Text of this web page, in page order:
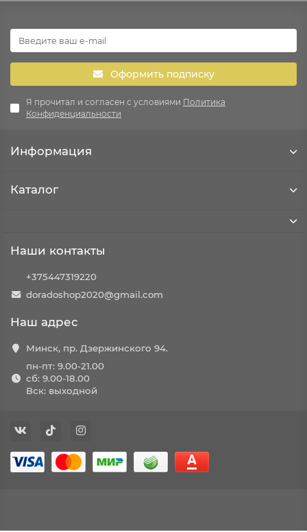
Оформить подписку
Я прочитал и согласен с условиями Политика
Конфиденциальности
Информация
Каталог
Наши контакты
+375447319220
doradoshop2020@gmail.com
Наш адрес
Минск, пр. Дзержинского 94.
пн-пт: 9.00-21.00
сб: 9.00-18.00
Вск: выходной